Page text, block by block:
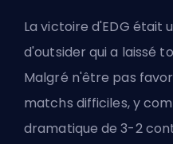
La victoire d'EDG était
d'outsider qui a laissé
Malgré n'être pas
matchs difficiles, y
dramatique de 3-2